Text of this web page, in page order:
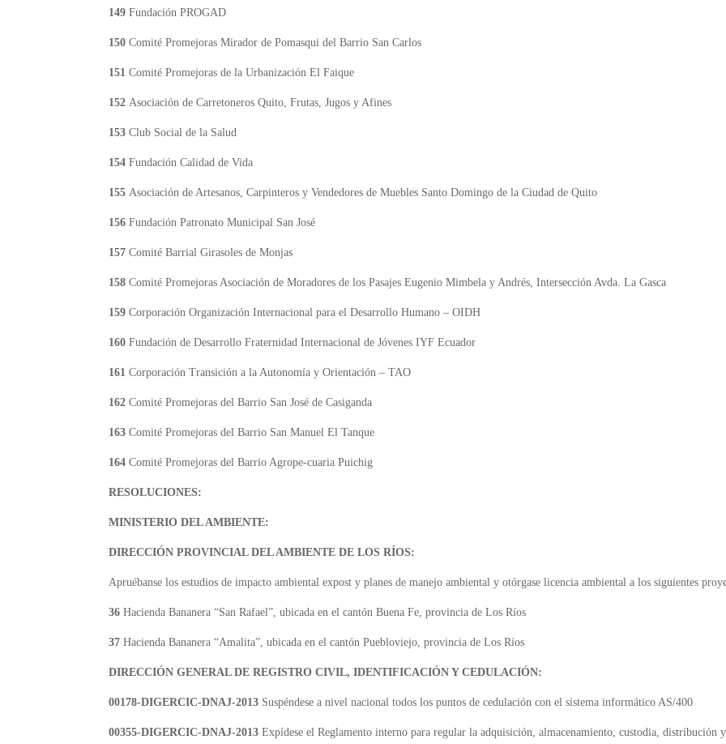
149Fundación PROGAD
150Comité Promejoras Mirador de Pomasqui del Barrio San Carlos
151Comité Promejoras de la Urbanización El Faique
152Asociación de Carretoneros Quito, Frutas, Jugos y Afines
153Club Social de la Salud
154Fundación Calidad de Vida
155Asociación de Artesanos, Carpinteros y Vendedores de Muebles Santo Domingo de la Ciudad de Quito
156Fundación Patronato Municipal San José
157Comité Barrial Girasoles de Monjas
158Comité Promejoras Asociación de Moradores de los Pasajes Eugenio Mimbela y Andrés, Intersección Avda. La Gasca
159Corporación Organización Internacional para el Desarrollo Humano – OIDH
160Fundación de Desarrollo Fraternidad Internacional de Jóvenes IYF Ecuador
161Corporación Transición a la Autonomía y Orientación – TAO
162Comité Promejoras del Barrio San José de Casiganda
163Comité Promejoras del Barrio San Manuel El Tanque
164Comité Promejoras del Barrio Agrope-cuaria Puichig
RESOLUCIONES:
MINISTERIO DEL AMBIENTE:
DIRECCIÓN PROVINCIAL DEL AMBIENTE DE LOS RÍOS:
Apruébanse los estudios de impacto ambiental expost y planes de manejo ambiental y otórgase licencia ambiental a los siguientes
36Hacienda Bananera “San Rafael”, ubicada en el cantón Buena Fe, provincia de Los Ríos
37Hacienda Bananera “Amalita”, ubicada en el cantón Puebloviejo, provincia de Los Ríos
DIRECCIÓN GENERAL DE REGISTRO CIVIL, IDENTIFICACIÓN Y CEDULACIÓN:
00178-DIGERCIC-DNAJ-2013 Suspéndese a nivel nacional todos los puntos de cedulación con el sistema informático AS/400
00355-DIGERCIC-DNAJ-2013 Expídese el Reglamento interno para regular la adquisición, almacenamiento, custodia, distribución